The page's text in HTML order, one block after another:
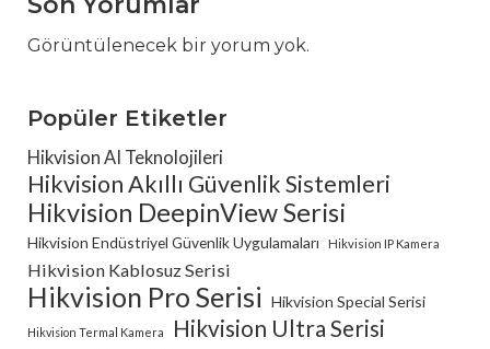
Görüntülenecek bir yorum yok.
Popüler Etiketler
Hikvision AI Teknolojileri
Hikvision Akıllı Güvenlik Sistemleri
Hikvision DeepinView Serisi
Hikvision Endüstriyel Güvenlik Uygulamaları Hikvision IP Kamera
Hikvision Kablosuz Serisi
Hikvision Pro Serisi Hikvision Special Serisi
Hikvision Termal Kamera Hikvision Ultra Serisi